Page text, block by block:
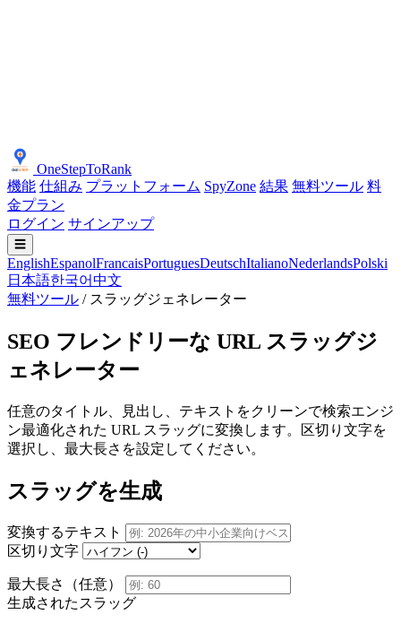
OneStepToRank
機能 仕組み プラットフォーム SpyZone 結果 無料ツール 料
金プラン
ログイン サインアップ
☰
EnglishEspanolFrancaisPortuguesDeutschItalianoNederlandsPolski
日本語한국어中文
無料ツール / スラッグジェネレーター
SEO フレンドリーな URL スラッグジ
ェネレーター
任意のタイトル、見出し、テキストをクリーンで検索エンジ
ン最適化された URL スラッグに変換します。区切り文字を
選択し、最大長さを設定してください。
スラッグを生成
変換するテキスト
区切り文字
最大長さ（任意）
生成されたスラッグ